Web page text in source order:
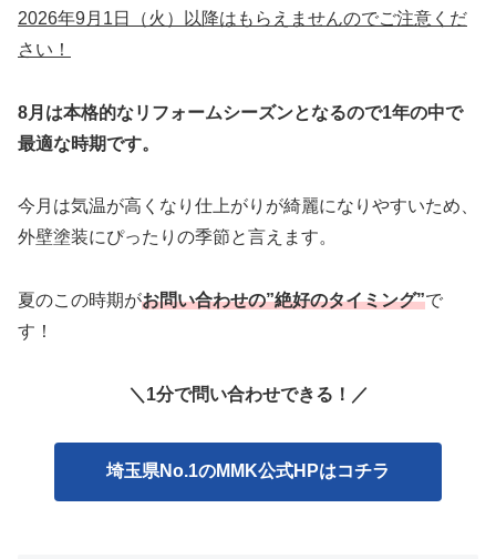
2026年9月1日（火）以降はもらえませんのでご注意くだ
さい！
8月は本格的なリフォームシーズンとなるので1年の中で
最適な時期です。
今月は気温が高くなり仕上がりが綺麗になりやすいため、
外壁塗装にぴったりの季節と言えます。
夏のこの時期がお問い合わせの”絶好のタイミング”で
す！
＼1分で問い合わせできる！／
埼玉県No.1のMMK公式HPはコチラ